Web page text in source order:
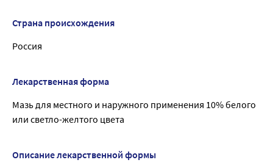
Страна происхождения
Россия
Лекарственная форма
Мазь для местного и наружного применения 10% белого
или светло-желтого цвета
Описание лекарственной формы